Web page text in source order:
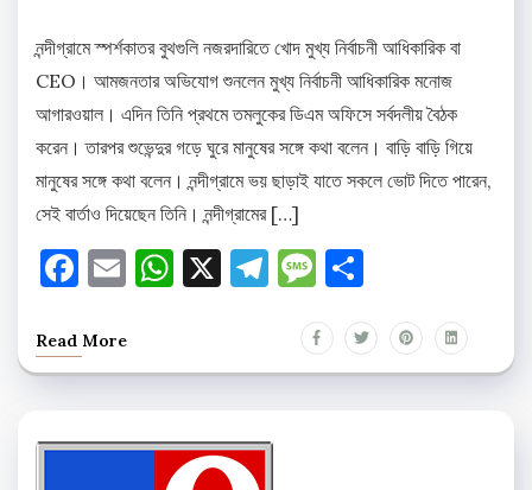
নন্দীগ্রামে স্পর্শকাতর বুথগুলি নজরদারিতে খোদ মুখ্য নির্বাচনী আধিকারিক বা
CEO। আমজনতার অভিযোগ শুনলেন মুখ্য নির্বাচনী আধিকারিক মনোজ
আগারওয়াল। এদিন তিনি প্রথমে তমলুকের ডিএম অফিসে সর্বদলীয় বৈঠক
করেন। তারপর শুভেন্দুর গড়ে ঘুরে মানুষের সঙ্গে কথা বলেন। বাড়ি বাড়ি গিয়ে
মানুষের সঙ্গে কথা বলেন। নন্দীগ্রামে ভয় ছাড়াই যাতে সকলে ভোট দিতে পারেন,
সেই বার্তাও দিয়েছেন তিনি। নন্দীগ্রামের […]
Facebook
EmailWhatsApp
X Telegram
Message
Read More